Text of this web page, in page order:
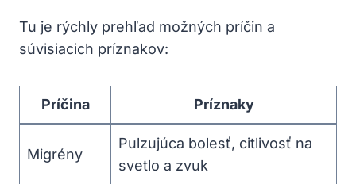
Tu je rýchly prehľad možných príčin a
súvisiacich príznakov:
Príčina Príznaky
Migrény
Pulzujúca bolesť, citlivosť na
svetlo a zvuk